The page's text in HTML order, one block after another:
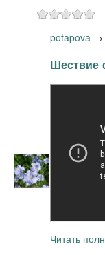
potapova →
Шествие
Читать